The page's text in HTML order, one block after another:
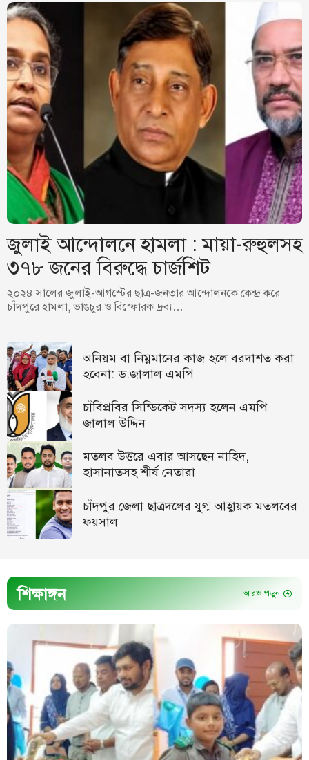
জুলাই আন্দোলনে হামলা : মায়া-রুহুলসহ
৩৭৮ জনের বিরুদ্ধে চার্জশিট
২০২৪ সালের জুলাই-আগস্টের ছাত্র-জনতার আন্দোলনকে কেন্দ্র করে
চাঁদপুরে হামলা, ভাঙচুর ও বিস্ফোরক দ্রব্য…
অনিয়ম বা নিম্নমানের কাজ হলে বরদাশত করা
হবেনা: ড.জালাল এমপি
চাঁবিপ্রবির সিন্ডিকেট সদস্য হলেন এমপি
জালাল উদ্দিন
মতলব উত্তরে এবার আসছেন নাহিদ,
হাসানাতসহ শীর্ষ নেতারা
চাঁদপুর জেলা ছাত্রদলের যুগ্ম আহ্বায়ক মতলবের
ফয়সাল
শিক্ষাঙ্গন আরও পড়ুন